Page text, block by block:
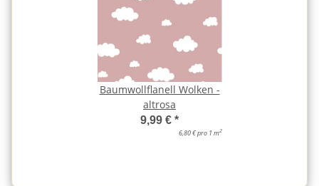
Baumwollflanell Wolken -
altrosa
9,99 € *
6,80 € pro 1 m2